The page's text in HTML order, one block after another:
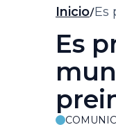
de
pan
Inicio Es
Es